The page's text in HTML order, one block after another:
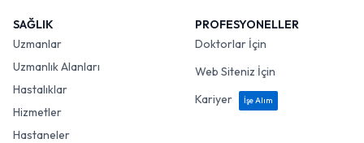
SAĞLIK
Uzmanlar
Uzmanlık Alanları
Hastalıklar
Hizmetler
Hastaneler
PROFESYONELLER
Doktorlar İçin
Web Siteniz İçin
Kariyer
İşe Alım